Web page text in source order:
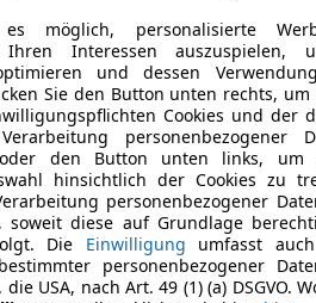
möglich, personalisierte
Ihren Interessen auszuspielen,
und dessen
Sie den Button unten rechts, um
Cookies und der
personenbezogener
oder den Button unten links, um
hinsichtlich der Cookies zu
personenbezogener
soweit diese auf Grundlage
Die Einwilligung umfasst
personenbezogener
USA, nach Art. 49 (1) (a) DSGVO.